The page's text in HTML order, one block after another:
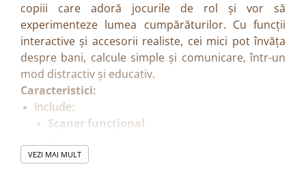
copiii care adoră jocurile de rol și vor să
experimenteze lumea cumpărăturilor. Cu funcții
interactive și accesorii realiste, cei mici pot învăța
despre bani, calcule simple și comunicare, într-un
mod distractiv și educativ.
Caracteristici:
Include:
Scaner funcțional
Ecran digital
VEZI MAI MULT